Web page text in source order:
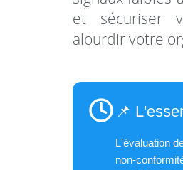
et sécuriser
alourdir votre
📌
L'évaluation
non-